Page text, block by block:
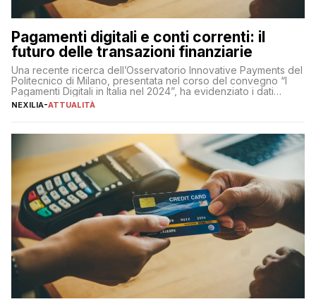
Pagamenti digitali e conti correnti: il
futuro delle transazioni finanziarie
Una recente ricerca dell’Osservatorio Innovative Payments del
Politecnico di Milano, presentata nel corso del convegno “I
Pagamenti Digitali in Italia nel 2024”, ha evidenziato i dati
definitivi del primo semestre 2024 relativamente alle
NEXILIA-ATTUALITÀ